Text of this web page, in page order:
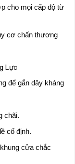
cho mọi cấp độ từ
cơ chấn thương
Lực
để gắn dây kháng
chãi.
cố định.
cửa chắc